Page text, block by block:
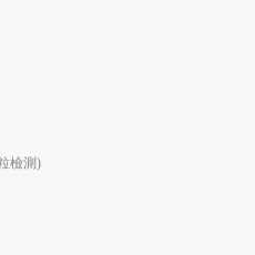
檢測)